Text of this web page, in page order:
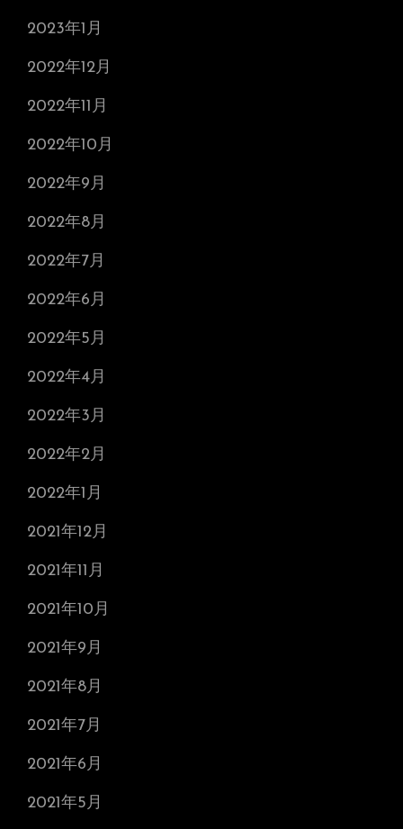
2023年1月
2022年12月
2022年11月
2022年10月
2022年9月
2022年8月
2022年7月
2022年6月
2022年5月
2022年4月
2022年3月
2022年2月
2022年1月
2021年12月
2021年11月
2021年10月
2021年9月
2021年8月
2021年7月
2021年6月
2021年5月